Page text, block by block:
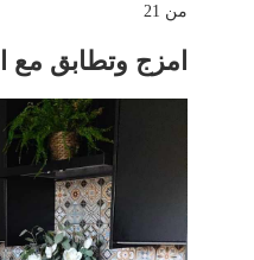
من 21
امزج وتطابق مع